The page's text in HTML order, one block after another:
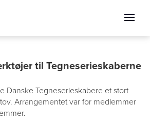
til Tegneserieskaberne
Danske Tegneserieskabere et stort
Arrangementet var for medlemmer